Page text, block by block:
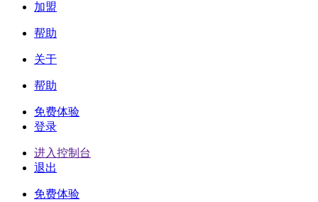
加盟
帮助
关于
帮助
免费体验
登录
进入控制台
退出
免费体验